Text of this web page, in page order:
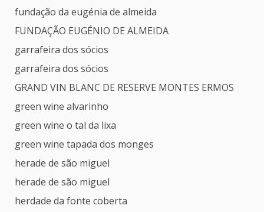
fundação da eugénia de almeida
FUNDAÇÃO EUGÉNIO DE ALMEIDA
garrafeira dos sócios
garrafeira dos sócios
GRAND VIN BLANC DE RESERVE MONTES ERMOS
green wine alvarinho
green wine o tal da lixa
green wine tapada dos monges
herade de são miguel
herade de são miguel
herdade da fonte coberta